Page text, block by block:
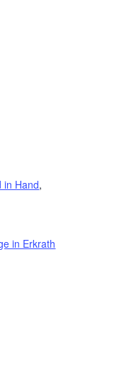
in Hand,
in Erkrath